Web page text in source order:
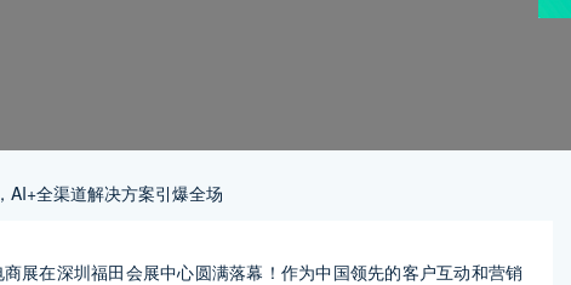
AI+全渠道解决方案引爆全场
展在深圳福田会展中心圆满落幕！作为中国领先的客户互动和营销